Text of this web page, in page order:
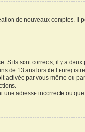
de nouveaux comptes.
S’ils sont corrects, il y a deux
de 13 ans lors de
activée par vous-même ou
une adresse incorrecte ou